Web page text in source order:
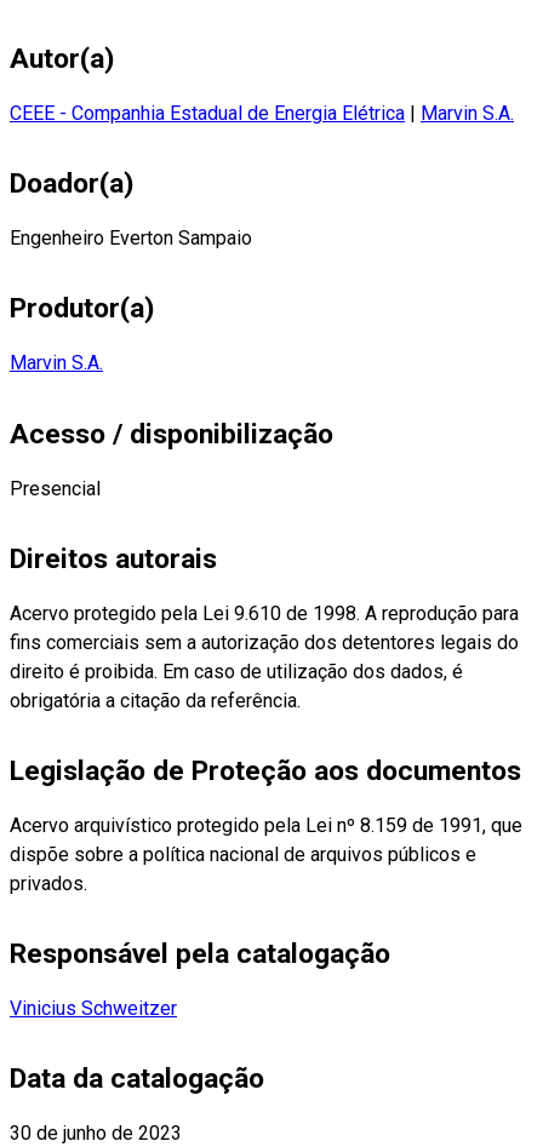
Autor(a)
CEEE - Companhia Estadual de Energia Elétrica | Marvin S.A.
Doador(a)
Engenheiro Everton Sampaio
Produtor(a)
Marvin S.A.
Acesso / disponibilização
Presencial
Direitos autorais
Acervo protegido pela Lei 9.610 de 1998. A reprodução para
fins comerciais sem a autorização dos detentores legais do
direito é proibida. Em caso de utilização dos dados, é
obrigatória a citação da referência.
Legislação de Proteção aos documentos
Acervo arquivístico protegido pela Lei nº 8.159 de 1991, que
dispõe sobre a política nacional de arquivos públicos e
privados.
Responsável pela catalogação
Vinicius Schweitzer
Data da catalogação
30 de junho de 2023